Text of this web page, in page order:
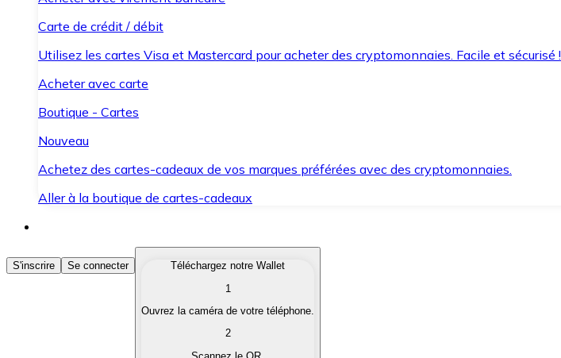
Carte de crédit / débit
Utilisez les cartes Visa et Mastercard pour acheter des cryptomonnaies. Facile et sécurisé !
Acheter avec carte
Boutique - Cartes
Nouveau
Achetez des cartes-cadeaux de vos marques préférées avec des cryptomonnaies.
Aller à la boutique de cartes-cadeaux
Acheter des Cryptomonnaies
Achetez les cryptomonnaies qui vous intéressent rapidement et en toute sécurité.
Convertissez vos cryptomonnaies en monnaie fiduciaire lorsque vous en avez besoin.
S'inscrire Se connecter
Téléchargez notre Wallet
1
Ouvrez la caméra de votre téléphone.
2